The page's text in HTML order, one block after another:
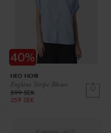
Englana Stripe Blouse
NEO NOIR
599 SEK
359 SEK